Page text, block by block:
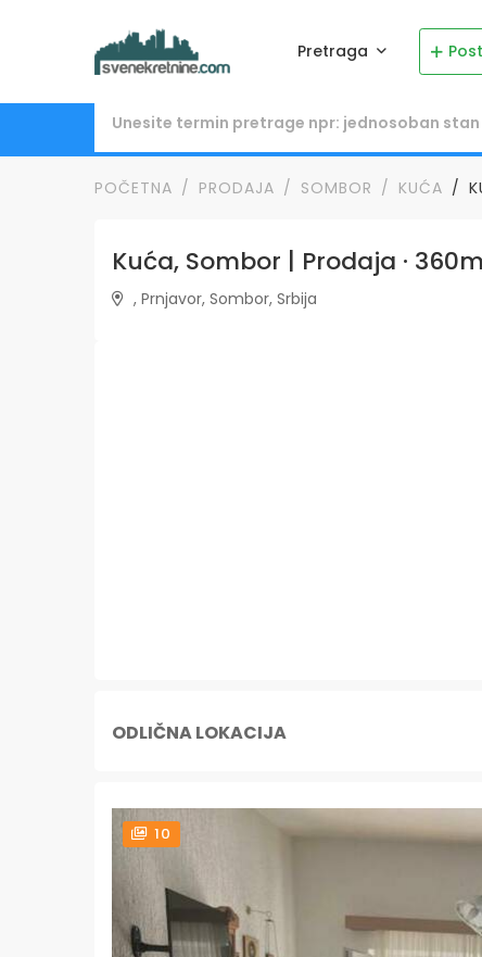
Pretraga
POČETNA PRODAJA SOMBOR KUĆA
Kuća, Sombor | Prodaja ·
, Prnjavor, Sombor, Srbija
ODLIČNA LOKACIJA
10